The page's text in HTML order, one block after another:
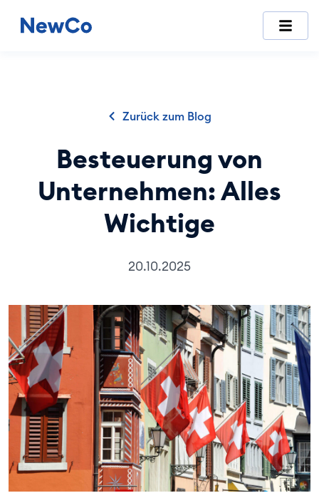
Zurück zum Blog
Besteuerung von
Unternehmen: Alles
Wichtige
20.10.2025